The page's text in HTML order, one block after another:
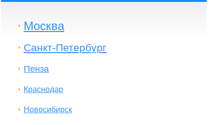
Москва
Санкт-Петербург
Пенза
Краснодар
Новосибирск